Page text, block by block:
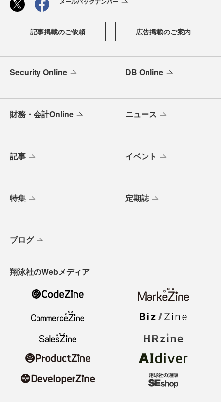
記事掲載のご依頼 広告掲載のご案内
Security Online DB Online
財務・会計Online ニュース
記事 イベント
特集 定期誌
ブログ
翔泳社のWebメディア